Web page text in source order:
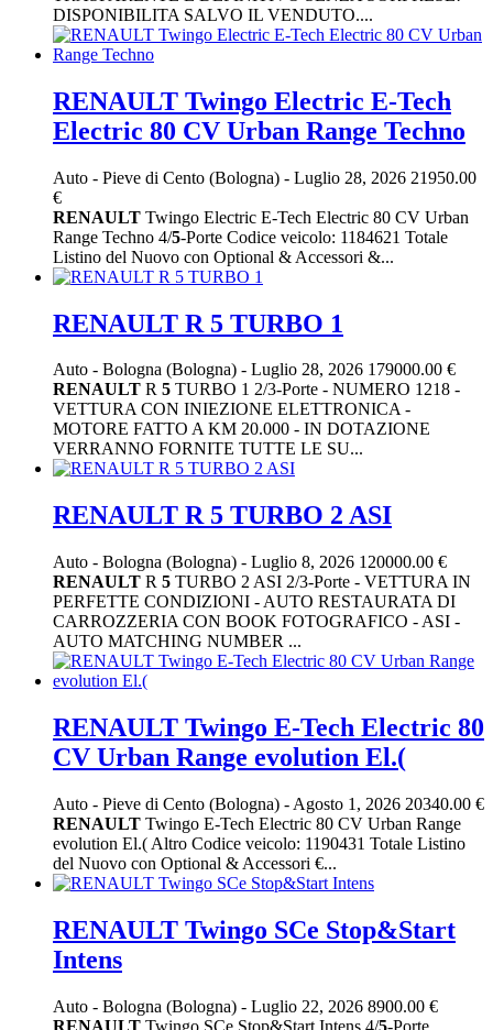
DISPONIBILITA SALVO IL VENDUTO....
RENAULT Twingo Electric E-Tech
Electric 80 CV Urban Range Techno
Auto - Pieve di Cento (Bologna) - Luglio 28, 2026 21950.00
€
RENAULT Twingo Electric E-Tech Electric 80 CV Urban
Range Techno 4/5-Porte Codice veicolo: 1184621 Totale
Listino del Nuovo con Optional & Accessori &...
RENAULT R 5 TURBO 1
Auto - Bologna (Bologna) - Luglio 28, 2026 179000.00 €
RENAULT R 5 TURBO 1 2/3-Porte - NUMERO 1218 -
VETTURA CON INIEZIONE ELETTRONICA -
MOTORE FATTO A KM 20.000 - IN DOTAZIONE
VERRANNO FORNITE TUTTE LE SU...
RENAULT R 5 TURBO 2 ASI
Auto - Bologna (Bologna) - Luglio 8, 2026 120000.00 €
RENAULT R 5 TURBO 2 ASI 2/3-Porte - VETTURA IN
PERFETTE CONDIZIONI - AUTO RESTAURATA DI
CARROZZERIA CON BOOK FOTOGRAFICO - ASI -
AUTO MATCHING NUMBER ...
RENAULT Twingo E-Tech Electric 80
CV Urban Range evolution El.(
Auto - Pieve di Cento (Bologna) - Agosto 1, 2026 20340.00 €
RENAULT Twingo E-Tech Electric 80 CV Urban Range
evolution El.( Altro Codice veicolo: 1190431 Totale Listino
del Nuovo con Optional & Accessori €...
RENAULT Twingo SCe Stop&Start
Intens
Auto - Bologna (Bologna) - Luglio 22, 2026 8900.00 €
RENAULT Twingo SCe Stop&Start Intens 4/5-Porte